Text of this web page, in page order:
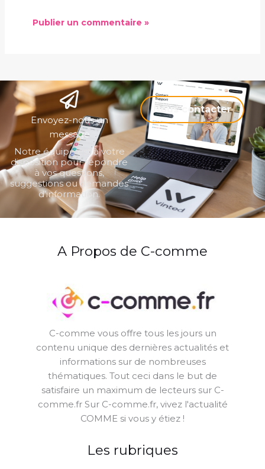
Envoyez-nous un
message
Notre équipe est à votre
disposition pour répondre
à vos questions,
suggestions ou demandes
d’information.
Nous contacter
A Propos de C-comme
C-comme vous offre tous les jours un
contenu unique des dernières actualités et
informations sur de nombreuses
thématiques. Tout ceci dans le but de
satisfaire un maximum de lecteurs sur C-
comme.fr Sur C-comme.fr, vivez l'actualité
COMME si vous y étiez !
Les rubriques